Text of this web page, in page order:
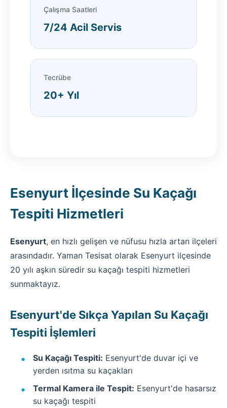
Çalışma Saatleri
7/24 Acil Servis
Tecrübe
20+ Yıl
Esenyurt İlçesinde Su Kaçağı
Tespiti Hizmetleri
Esenyurt, en hızlı gelişen ve nüfusu hızla artan ilçeleri
arasındadır. Yaman Tesisat olarak Esenyurt ilçesinde
20 yılı aşkın süredir su kaçağı tespiti hizmetleri
sunmaktayız.
Esenyurt'de Sıkça Yapılan Su Kaçağı
Tespiti İşlemleri
Su Kaçağı Tespiti: Esenyurt'de duvar içi ve
yerden ısıtma su kaçakları
Termal Kamera ile Tespit: Esenyurt'de hasarsız
su kaçağı tespiti